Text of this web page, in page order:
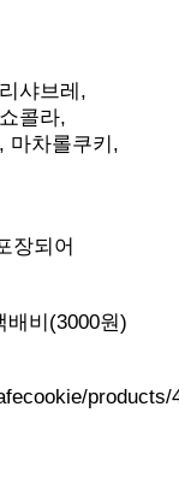
샤브레,
콜라,
차롤쿠키,
장되어
비(3000원)
products/